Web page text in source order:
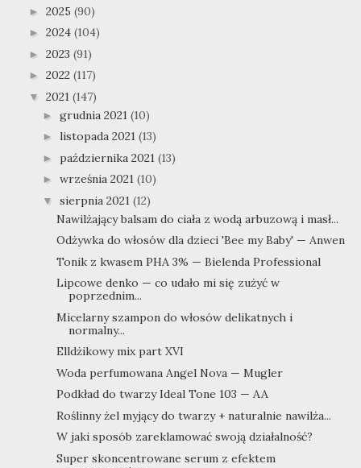
► 2025 (90)
► 2024 (104)
► 2023 (91)
► 2022 (117)
▼ 2021 (147)
► grudnia 2021 (10)
► listopada 2021 (13)
► października 2021 (13)
► września 2021 (10)
▼ sierpnia 2021 (12)
Nawilżający balsam do ciała z wodą arbuzową i masł...
Odżywka do włosów dla dzieci 'Bee my Baby' — Anwen
Tonik z kwasem PHA 3% — Bielenda Professional
Lipcowe denko — co udało mi się zużyć w
poprzednim...
Micelarny szampon do włosów delikatnych i
normalny...
Elldżikowy mix part XVI
Woda perfumowana Angel Nova — Mugler
Podkład do twarzy Ideal Tone 103 — AA
Roślinny żel myjący do twarzy + naturalnie nawilża...
W jaki sposób zareklamować swoją działalność?
Super skoncentrowane serum z efektem